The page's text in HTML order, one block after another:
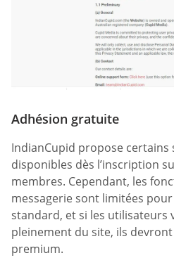
Adhésion gratuite
IndianCupid propose certains
disponibles dès l’inscription
membres. Cependant, les
messagerie sont limitées
standard, et si les utilisateurs
pleinement du site, ils
premium.